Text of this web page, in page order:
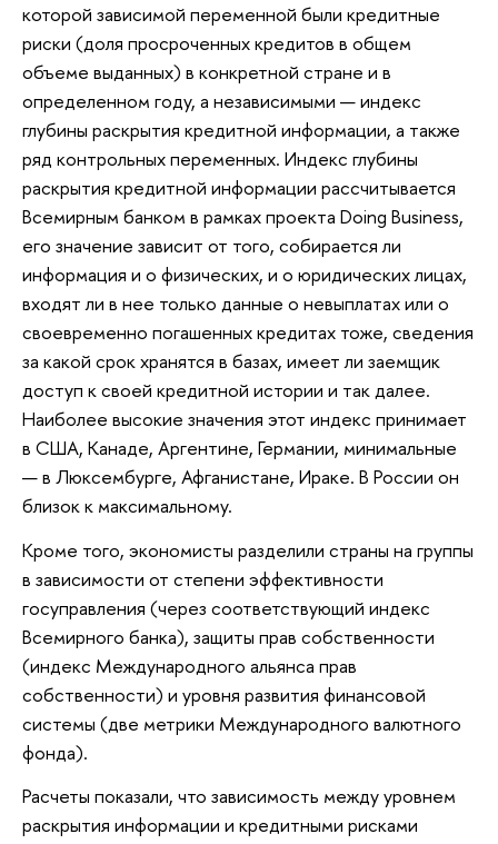
которой зависимой переменной были кредитные
риски (доля просроченных кредитов в общем
объеме выданных) в конкретной стране и в
определенном году, а независимыми ­— индекс
глубины раскрытия кредитной информации, а также
ряд контрольных переменных. Индекс глубины
раскрытия кредитной информации рассчитывается
Всемирным банком в рамках проекта Doing Business,
его значение зависит от того, собирается ли
информация и о физических, и о юридических лицах,
входят ли в нее только данные о невыплатах или о
своевременно погашенных кредитах тоже, сведения
за какой срок хранятся в базах, имеет ли заемщик
доступ к своей кредитной истории и так далее.
Наиболее высокие значения этот индекс принимает
в США, Канаде, Аргентине, Германии, минимальные
— в Люксембурге, Афганистане, Ираке. В России он
близок к максимальному.
Кроме того, экономисты разделили страны на группы
в зависимости от степени эффективности
госуправления (через соответствующий индекс
Всемирного банка), защиты прав собственности
(индекс Международного альянса прав
собственности) и уровня развития финансовой
системы (две метрики Международного валютного
фонда).
Расчеты показали, что зависимость между уровнем
раскрытия информации и кредитными рисками